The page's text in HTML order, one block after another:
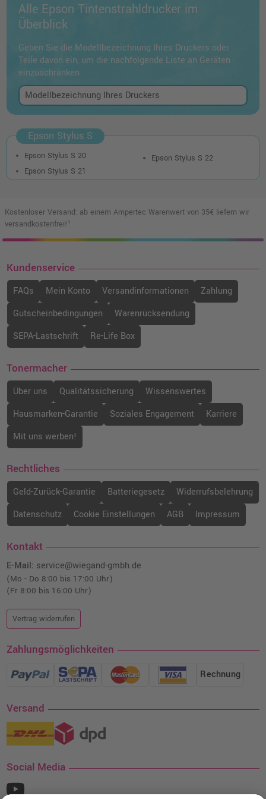
Alle Epson Tintenstrahldrucker im
Überblick
Geben Sie die Modellbezeichnung Ihres Druckers oder
Teile davon ein, um die nachfolgende Liste an Geräten
einzuschränken
Epson Stylus S
Epson Stylus S 20
Epson Stylus S 21
Epson Stylus S 22
Kostenloser Versand: ab einem Ampertec Warenwert von 35€ liefern wir
versandkostenfrei!¹
Kundenservice
FAQs Mein Konto Versandinformationen
Zahlung
Gutscheinbedingungen
Warenrücksendung
SEPA-Lastschrift
Re-Life Box
Tonermacher
Über uns Qualitätssicherung
Wissenswertes
Hausmarken-Garantie
Soziales Engagement
Karriere
Mit uns werben!
Rechtliches
Geld-Zurück-Garantie Batteriegesetz
Widerrufsbelehrung
Datenschutz
Cookie Einstellungen AGB Impressum
Kontakt
E-Mail: service@wiegand-gmbh.de
(Mo - Do 8:00 bis 17:00 Uhr)
(Fr 8:00 bis 16:00 Uhr)
Vertrag widerrufen
Zahlungsmöglichkeiten
Rechnung
Versand
Social Media